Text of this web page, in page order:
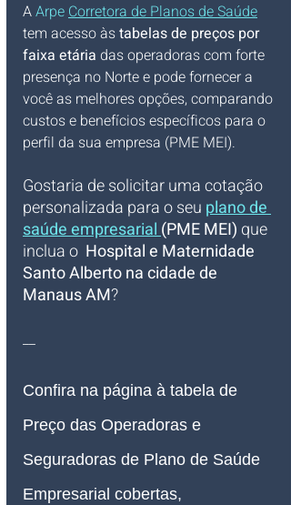
A Arpe Corretora de Planos de Saúde
tem acesso às tabelas de preços por
faixa etária das operadoras com forte
presença no Norte e pode fornecer a
você as melhores opções, comparando
custos e benefícios específicos para o
perfil da sua empresa (PME MEI).
Gostaria de solicitar uma cotação
personalizada para o seu plano de
saúde empresarial (PME MEI) que
inclua o Hospital e Maternidade
Santo Alberto na cidade de
Manaus AM?
__
Confira na página à tabela de
Preço das Operadoras e
Seguradoras de Plano de Saúde
Empresarial cobertas,